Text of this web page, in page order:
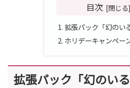
目次
拡張パック「幻のい
ホリデーキャンペー
拡張パック「幻のいる